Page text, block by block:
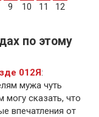
9 10 11 12
по этому
012Я:
мужа чуть
сказать, что
впечатления от